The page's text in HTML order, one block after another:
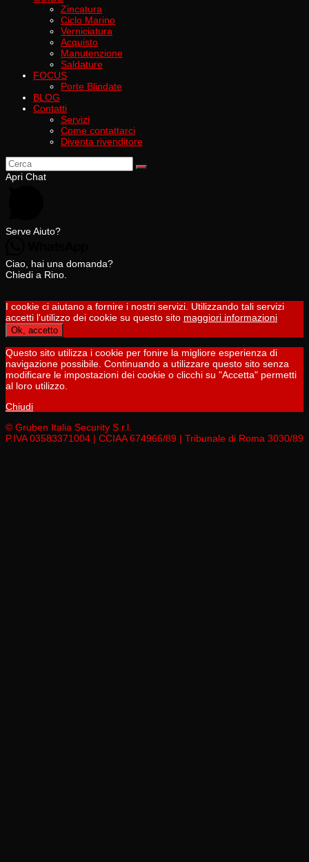
Zincatura
Ciclo Marino
Verniciatura
Acquisto
Manutenzione
Saldature
FOCUS
Porte Blindate
BLOG
Contatti
Servizi
Come contattarci
Diventa rivenditore
Apri Chat
Serve Aiuto?
Ciao, hai una domanda?
Chiedi a Rino.
I cookie ci aiutano a fornire i nostri servizi. Utilizzando tali servizi
accetti l'utilizzo dei cookie su questo sito maggiori informazioni
Ok, accetto
Questo sito utilizza i cookie per fonire la migliore esperienza di
navigazione possibile. Continuando a utilizzare questo sito senza
modificare le impostazioni dei cookie o clicchi su "Accetta" permetti
al loro utilizzo.
Chiudi
© Gruben Italia Security S.r.l.
P.IVA 03583371004 | CCIAA 674966/89 | Tribunale di Roma 3030/89